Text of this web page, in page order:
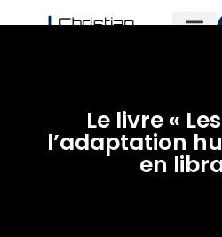
Le livre «
l’adaptation
en